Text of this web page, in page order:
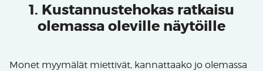
1. Kustannustehokas ratkaisu
olemassa oleville näytöille
Monet myymälät miettivät, kannattaako jo olemassa